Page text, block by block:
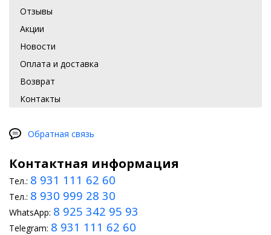
Внешний тюнинг. Зачастую это установка
радиатора, антискола для крыши и пр.
потребуются специальные инструменты.
Что можно сделать самому?
входить мероприятия по улучшению шумоизоляции. Для этого
достаточно использовать специальный уплотнитель. Многие
обеспечивает более комфортную и безопасную езду, а также
устанавливают спойлер. Кроме того, в магазине доступно много
аксессуаров, которые всегда можно купить для преображения
своего авто.
Отзывы
Акции
Новости
Оплата и доставка
Возврат
Контакты
Обратная связь
Контактная информация
Тел.: 8 931 111 62 60
Тел.: 8 930 999 28 30
WhatsApp: 8 925 342 95 93
Telegram: 8 931 111 62 60